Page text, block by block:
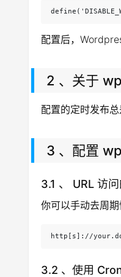
配置后，
2 、关于
配置的定时发布
3 、配置
3.1 、 URL 访
你可以手动去周
http[s]://
3.2 、使用